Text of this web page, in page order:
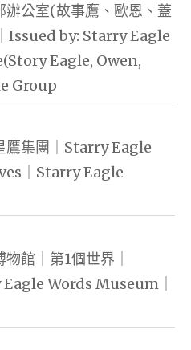
辦公室(故事鷹、歐恩、蓋
Issued by: Starry Eagle
Eagle, Owen,
Group
鷹集團｜Starry Eagle
｜Starry Eagle
館｜第1個世界｜
Words Museum｜